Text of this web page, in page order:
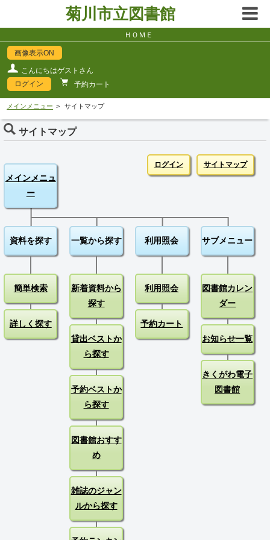
菊川市立図書館
ＨＯＭＥ
画像表示ON
こんにちはゲストさん
ログイン
予約カート
メインメニュー サイトマップ
サイトマップ
ログイン サイトマップ
メインメニュ
ー
資料を探す
簡単検索
詳しく探す
一覧から探す
新着資料から
探す
貸出ベストか
ら探す
予約ベストか
ら探す
図書館おすす
め
雑誌のジャン
ルから探す
利用照会
利用照会
予約カート
サブメニュー
図書館カレン
ダー
お知らせ一覧
きくがわ電子
図書館